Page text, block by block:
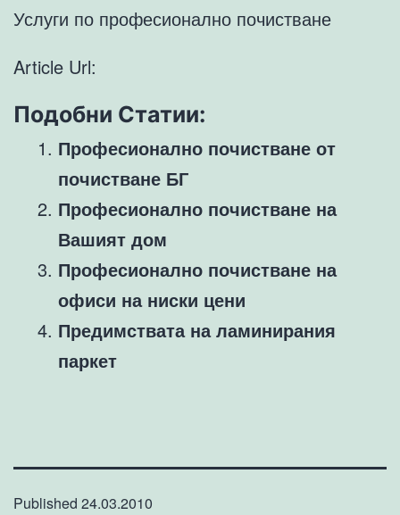
Услуги по професионално почистване
Article Url:
Подобни Статии:
Професионално почистване от
почистване БГ
Професионално почистване на
Вашият дом
Професионално почистване на
офиси на ниски цени
Предимствата на ламинирания
паркет
Published 24.03.2010